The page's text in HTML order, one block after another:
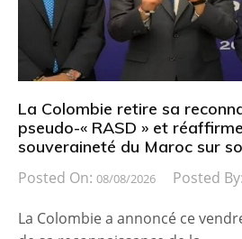
La Colombie retire sa
pseudo-« RASD » et
souveraineté du Maroc sur
Posted On: 08/08/2026 Posted By:
La Colombie a annoncé ce